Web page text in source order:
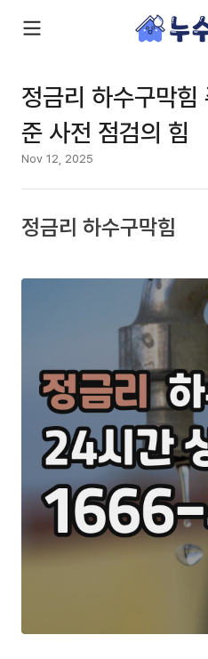
정금리 하수구막
준 사전 점검의 힘
Nov 12, 2025
정금리 하수구막힘